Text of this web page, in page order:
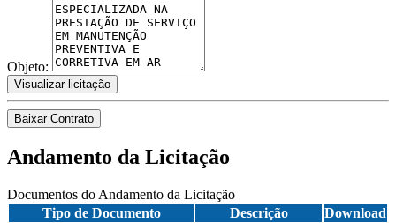
Objeto:
Visualizar licitação
Baixar Contrato
Andamento da Licitação
Documentos do Andamento da Licitação
Tipo de Documento
Descrição
Download